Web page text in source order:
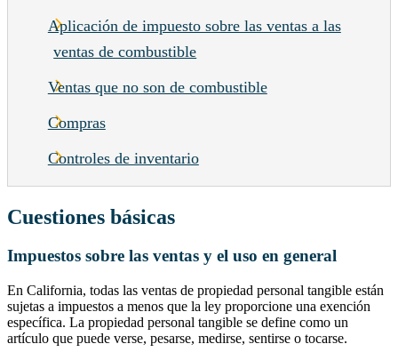
Aplicación de impuesto sobre las ventas a las
ventas de combustible
Ventas que no son de combustible
Compras
Controles de inventario
Cuestiones básicas
Impuestos sobre las ventas y el uso en general
En California, todas las ventas de propiedad personal tangible están
sujetas a impuestos a menos que la ley proporcione una exención
específica. La propiedad personal tangible se define como un
artículo que puede verse, pesarse, medirse, sentirse o tocarse.